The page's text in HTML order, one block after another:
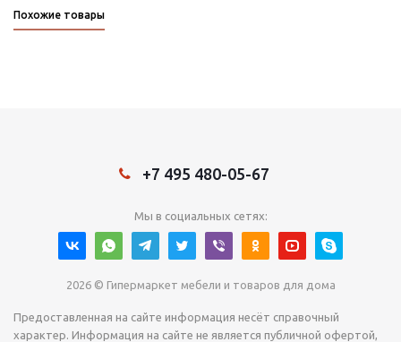
Похожие товары
+7 495 480-05-67
Мы в социальных сетях:
2026 © Гипермаркет мебели и товаров для дома
Предоставленная на сайте информация несёт справочный
характер. Информация на сайте не является публичной офертой,